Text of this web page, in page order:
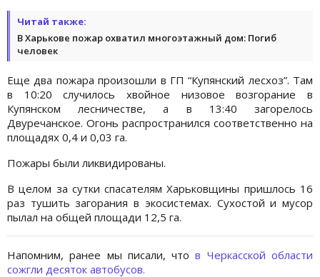
Читай также:
В Харькове пожар охватил многоэтажный дом: Погиб
человек
Еще два пожара произошли в ГП “Купянский лесхоз”. Там
в 10:20 случилось хвойное низовое возгорание в
Купянском лесничестве, а в 13:40 загорелось
Двуречанское. Огонь распространился соответственно на
площадях 0,4 и 0,03 га.
Пожары были ликвидированы.
В целом за сутки спасателям Харьковщины пришлось 16
раз тушить загорания в экосистемах. Сухостой и мусор
пылал на общей площади 12,5 га.
Напомним, ранее мы писали, чтов Черкасской области
сожгли десяток автобусов.